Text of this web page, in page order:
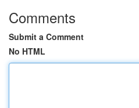
Comments
Submit a Comment
No HTML